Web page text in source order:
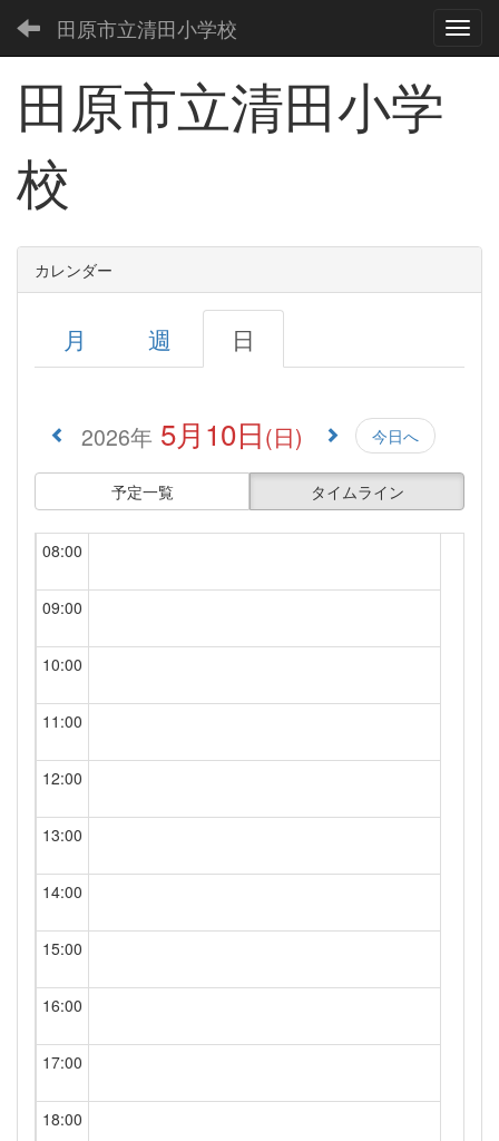
田原市立清田小学校
田原市立清田小学
校
カレンダー
月 週 日
2026年 5月10日(日) 今日へ
予定一覧 タイムライン
00:00
02:00
03:00
06:00
08:00
09:00
10:00
11:00
12:00
13:00
14:00
15:00
16:00
17:00
18:00